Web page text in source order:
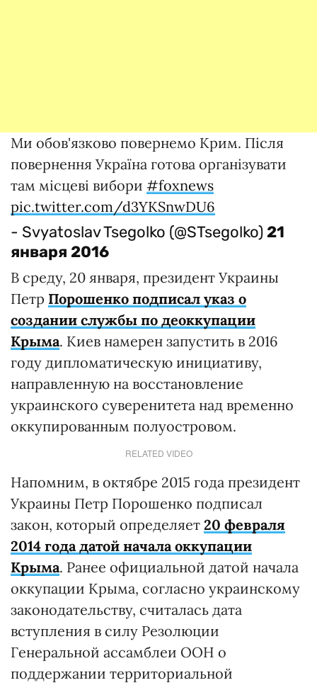
Ми обов'язково повернемо Крим. Після
повернення Україна готова організувати
там місцеві вибори #foxnews
pic.twitter.com/d3YKSnwDU6
- Svyatoslav Tsegolko (@STsegolko) 21
января 2016
В среду, 20 января, президент Украины
Петр Порошенко подписал указ о
создании службы по деоккупации
Крыма. Киев намерен запустить в 2016
году дипломатическую инициативу,
направленную на восстановление
украинского суверенитета над временно
оккупированным полуостровом.
RELATED VIDEO
Напомним, в октябре 2015 года президент
Украины Петр Порошенко подписал
закон, который определяет 20 февраля
2014 года датой начала оккупации
Крыма. Ранее официальной датой начала
оккупации Крыма, согласно украинскому
законодательству, считалась дата
вступления в силу Резолюции
Генеральной ассамблеи ООН о
поддержании территориальной